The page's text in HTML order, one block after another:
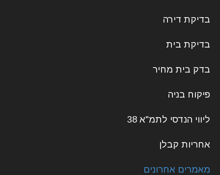
בדיקת דירה
בדיקת בית
בדק בית מחיר
פיקוח בניה
ליווי הנדסי לתמ"א 38
אחריות קבלן
מאמרים אחרונים